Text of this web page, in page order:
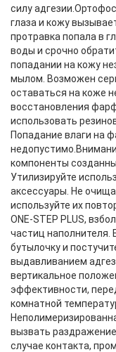
силу
глаза и кожу
протравка попала в
воды и срочно
попадании на кожу
мылом. Возможен
оставаться на коже
восстановления
использовать
Попадание влаги на
компоненты
Утилизируйте
аксессуары. Не
используйте их
ONE-STEP PLUS,
частиц наполнителя.
бутылочку и
выдавливанием
вертикальное
эффективности,
комнатной
вызвать
случае контакта,